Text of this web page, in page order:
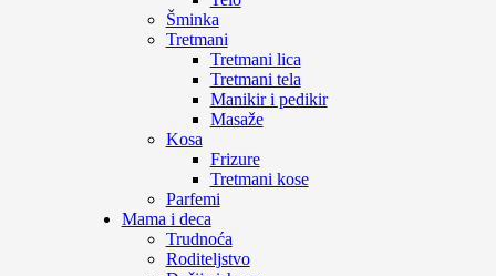
Šminka
Tretmani
Tretmani lica
Tretmani tela
Manikir i pedikir
Masaže
Kosa
Frizure
Tretmani kose
Parfemi
Mama i deca
Trudnoća
Roditeljstvo